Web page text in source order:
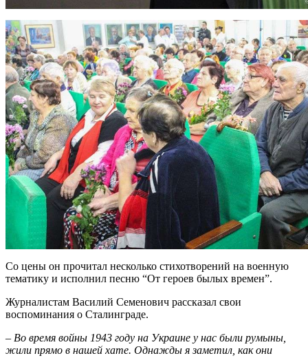
Со цены он прочитал несколько стихотворений на военную
тематику и исполнил песню “От героев былых времен”.
Журналистам Василий Семенович рассказал свои
воспоминания о Сталинграде.
– Во время войны 1943 году на Украине у нас были румыны,
жили прямо в нашей хате. Однажды я заметил, как они